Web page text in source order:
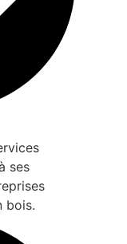
ses
bois.